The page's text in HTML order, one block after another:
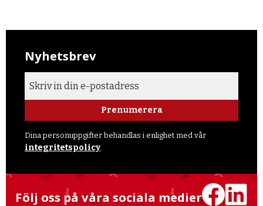
Nyhetsbrev
Prenumerera
Dina personuppgifter behandlas i enlighet med vår
integritetspolicy.
Följ oss på våra sociala medier